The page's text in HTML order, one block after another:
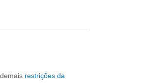
restrições da